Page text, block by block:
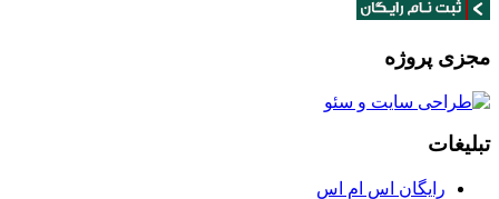
مجزی پروژه
تبلیغات
رایگان اس ام اس